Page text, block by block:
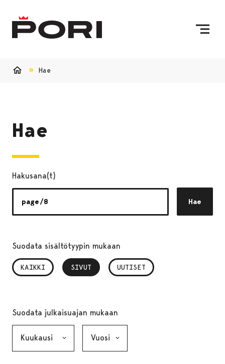
Hae
Hae
Hakusana(t)
Hae
Suodata sisältötyypin mukaan
KAIKKI SIVUT
, VALITTU UUTISET
Suodata julkaisuajan mukaan